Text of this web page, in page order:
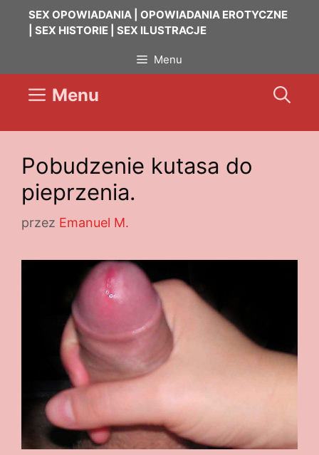
PrzejdźSEX OPOWIADANIA | OPOWIADANIA EROTYCZNE
| SEX HISTORIE | SEX ILUSTRACJE
Menu
Menu
Pobudzenie kutasa do
pieprzenia.
przez Emanuel M.